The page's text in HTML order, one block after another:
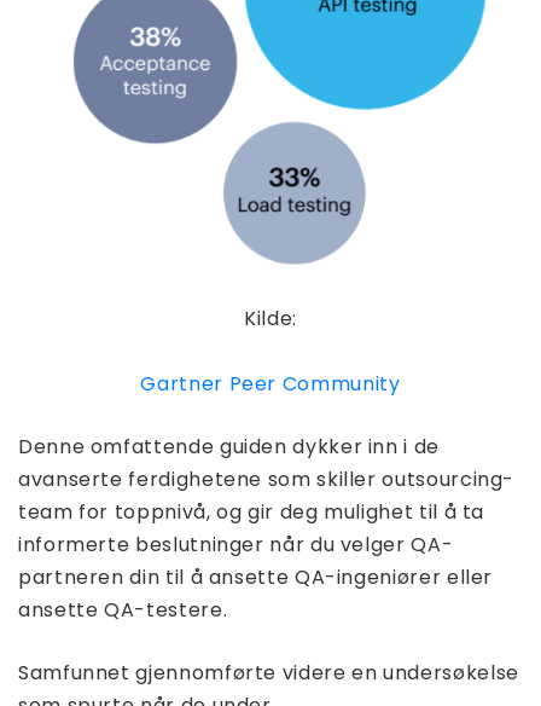
Kilde:
Gartner Peer Community
Denne omfattende guiden dykker inn i de
avanserte ferdighetene som skiller outsourcing-
team for toppnivå, og gir deg mulighet til å ta
informerte beslutninger når du velger QA-
partneren din til å ansette QA-ingeniører eller
ansette QA-testere.
Samfunnet gjennomførte videre en undersøkelse